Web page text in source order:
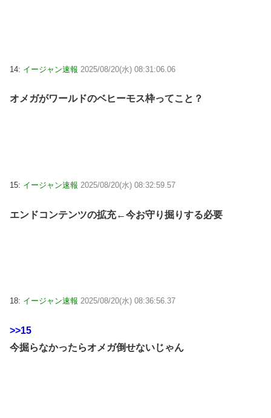
14: イージャン速報 2025/08/20(水) 08:31:06.06
オメガがワールドのベヒーモス枠ってこと？
15: イージャン速報 2025/08/20(水) 08:32:59.57
エンドコンテンツの拡充←今お守り掘りする必要
18: イージャン速報 2025/08/20(水) 08:36:56.37
>>15
今掘らなかったらオメガ倒せないじゃん